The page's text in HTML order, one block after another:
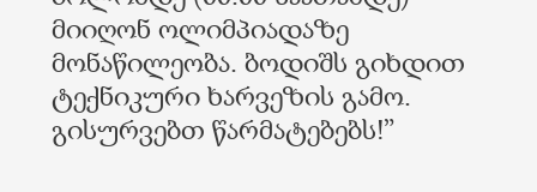
მიიღონ ოლიმპიადაზე
მონაწილეობა. ბოდიშს გიხდით
ტექნიკური ხარვეზის გამო.
გისურვებთ წარმატებებს!”